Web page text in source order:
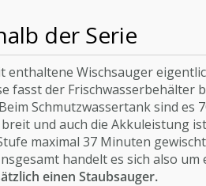
der Serie
enthaltene Wischsauger
fasst der Frischwasserbehälter
Schmutzwassertank sind es
und auch die Akkuleistung
maximal 37 Minuten
handelt es sich also um
einen Staubsauger.